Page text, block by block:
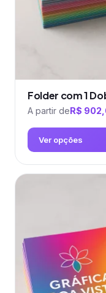
produto
Folder com 1
A partir deR$
Ver opções
Este
produto
variantes.
As
opções
podem